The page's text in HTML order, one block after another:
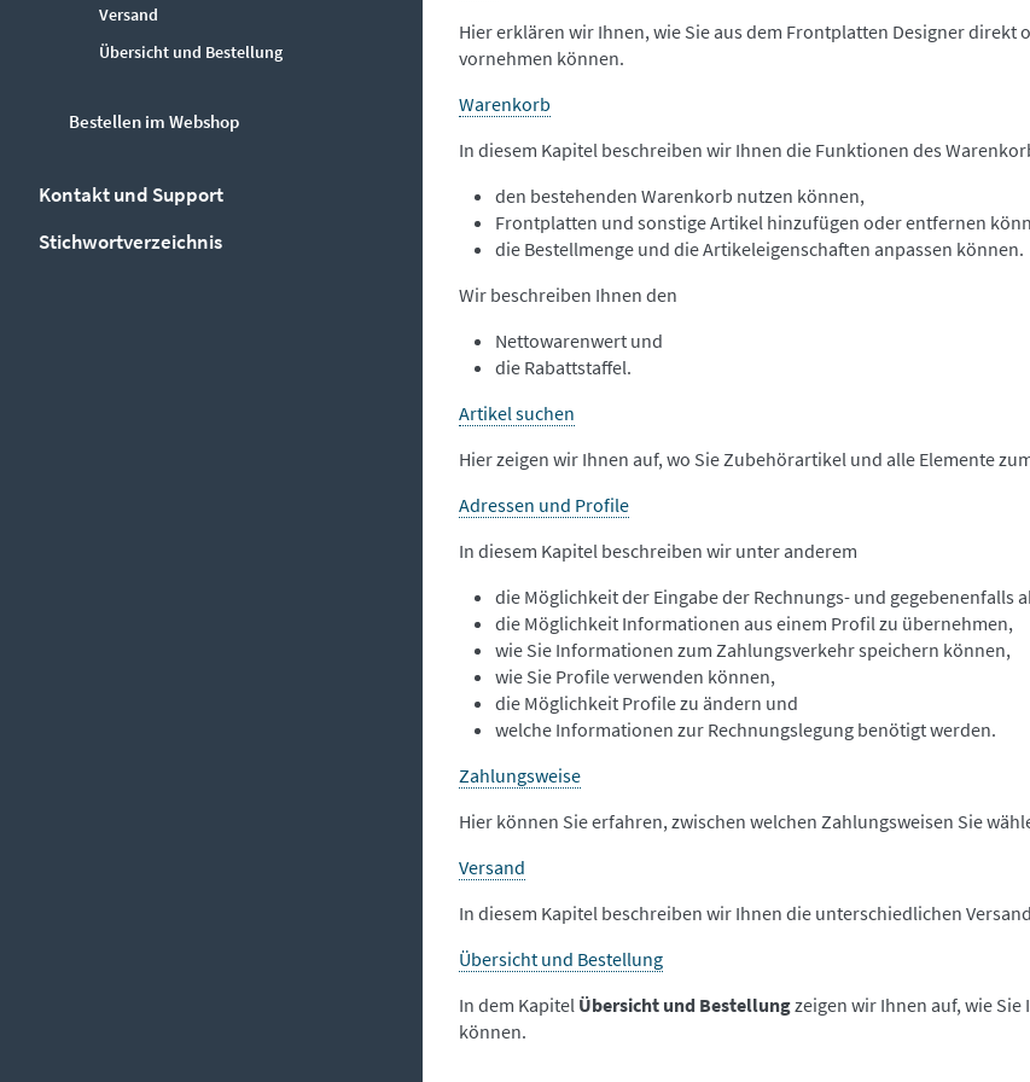
Hier erklären wir Ihnen, wie Sie aus dem Frontplatten Designer
vornehmen können.
Warenkorb
In diesem Kapitel beschreiben wir Ihnen die Funktionen des
den bestehenden Warenkorb nutzen können,
Frontplatten und sonstige Artikel hinzufügen oder entfernen
die Bestellmenge und die Artikeleigenschaften anpassen können.
Wir beschreiben Ihnen den
Nettowarenwert und
die Rabattstaffel.
Artikel suchen
Hier zeigen wir Ihnen auf, wo Sie Zubehörartikel und alle Elemente
Adressen und Profile
In diesem Kapitel beschreiben wir unter anderem
die Möglichkeit der Eingabe der Rechnungs- und gegebenenfalls
die Möglichkeit Informationen aus einem Profil zu übernehmen,
wie Sie Informationen zum Zahlungsverkehr speichern können,
wie Sie Profile verwenden können,
die Möglichkeit Profile zu ändern und
welche Informationen zur Rechnungslegung benötigt werden.
Zahlungsweise
Hier können Sie erfahren, zwischen welchen Zahlungsweisen Sie
Versand
In diesem Kapitel beschreiben wir Ihnen die unterschiedlichen
Übersicht und Bestellung
In dem Kapitel Übersicht und Bestellungzeigen wir Ihnen auf, wie
können.
Versand
Übersicht und Bestellung
Bestellen im Webshop
Kontakt und Support
Stichwortverzeichnis